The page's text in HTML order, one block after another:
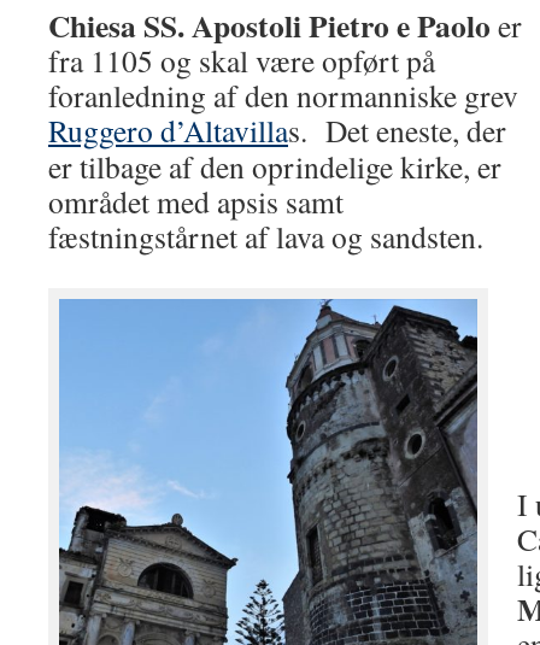
Chiesa SS. Apostoli Pietro e Paolo er
fra 1105 og skal være opført på
foranledning af den normanniske grev
Ruggero d’Altavillas. Det eneste, der
er tilbage af den oprindelige kirke, er
området med apsis samt
fæstningstårnet af lava og sandsten.
I